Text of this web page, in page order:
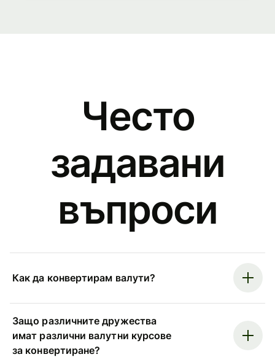
Често
задавани
въпроси
Как да конвертирам валути?
Защо различните дружества
имат различни валутни курсове
за конвертиране?